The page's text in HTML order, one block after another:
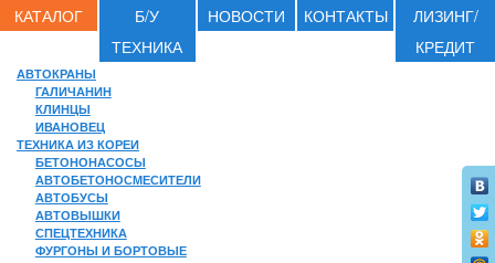
КАТАЛОГ
Б/У
ТЕХНИКА
НОВОСТИ КОНТАКТЫ
ЛИЗИНГ/
КРЕДИТ
АВТОКРАНЫ
ГАЛИЧАНИН
КЛИНЦЫ
ИВАНОВЕЦ
ТЕХНИКА ИЗ КОРЕИ
БЕТОНОНАСОСЫ
АВТОБЕТОНОСМЕСИТЕЛИ
АВТОБУСЫ
АВТОВЫШКИ
СПЕЦТЕХНИКА
ФУРГОНЫ И БОРТОВЫЕ